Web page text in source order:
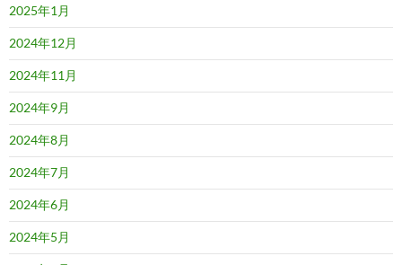
2025年1月
2024年12月
2024年11月
2024年9月
2024年8月
2024年7月
2024年6月
2024年5月